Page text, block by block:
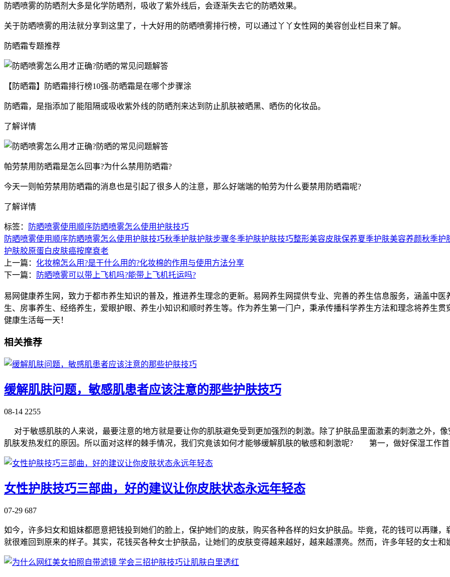
防晒喷雾的防晒剂大多是化学防晒剂，吸收了紫外线后，会逐渐失去它的防晒效果。
关于防晒喷雾的用法就分享到这里了，十大好用的防晒喷雾排行榜，可以通过丫丫女性网的美容创业栏目来了解。
防晒霜专题推荐
【防晒霜】防晒霜排行榜10强-防晒霜是在哪个步骤涂
防晒霜，是指添加了能阻隔或吸收紫外线的防晒剂来达到防止肌肤被晒黑、晒伤的化妆品。
了解详情
帕劳禁用防晒霜是怎么回事?为什么禁用防晒霜?
今天一则帕劳禁用防晒霜的消息也是引起了很多人的注意，那么好端端的帕劳为什么要禁用防晒霜呢?
了解详情
标签： 防晒喷雾使用顺序防晒喷雾怎么使用护肤技巧
防晒喷雾使用顺序防晒喷雾怎么使用护肤技巧秋季护肤护肤步骤冬季护肤护肤技巧整形美容皮肤保养夏季护肤美容养颜秋季护
护肤胶原蛋白皮肤癌按摩衰老
上一篇： 化妆棉怎么用?是干什么用的?化妆棉的作用与使用方法分享
下一篇：
防晒喷雾可以带上飞机吗?能带上飞机托运吗?
易网健康养生网，致力于都市养生知识的普及，推进养生理念的更新。易网养生网提供专业、完善的养生信息服务，涵盖中
生、房事养生、经络养生，爱眼护眼、养生小知识和顺时养生等。作为养生第一门户，秉承传播科学养生方法和理念将养生
健康生活每一天！
相关推荐
缓解肌肤问题，敏感肌患者应该注意的那些护肤技巧
08-14 2255
对于敏感肌肤的人来说，最要注意的地方就是要让你的肌肤避免受到更加强烈的刺激。除了护肤品里面激素的刺激之外，
肌肤发热发红的原因。所以面对这样的棘手情况，我们究竟该如何才能够缓解肌肤的敏感和刺激呢? 第一，做好保湿工作
女性护肤技巧三部曲，好的建议让你皮肤状态永远年轻态
07-29 687
如今，许多妇女和姐妹都愿意把钱投到她们的脸上，保护她们的皮肤，购买各种各样的妇女护肤品。毕竟，花的钱可以再赚
就很难回到原来的样子。其实，花钱买各种女士护肤品，让她们的皮肤变得越来越好，越来越漂亮。然而，许多年轻的女士和